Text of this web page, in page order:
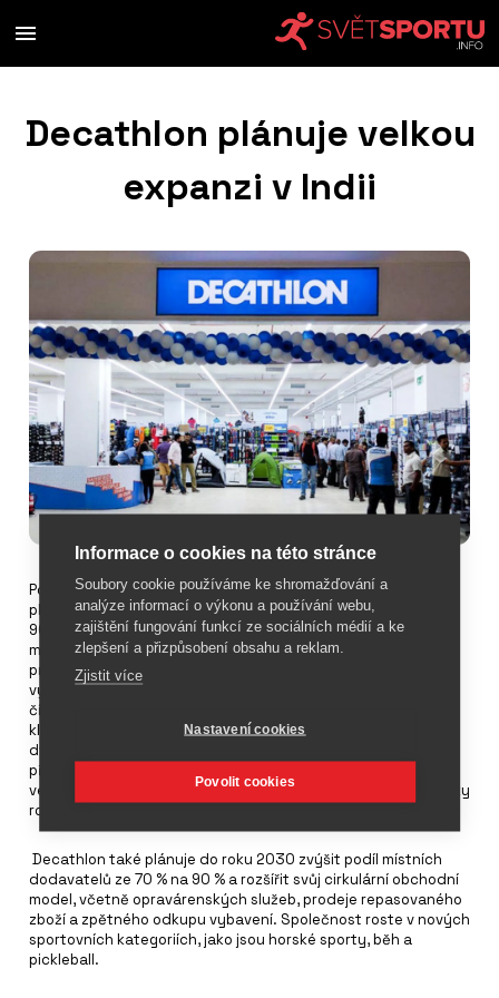
Decathlon plánuje velkou
expanzi v Indii
Podle indického generálního ředitele Sankara Chatterjeeho
plánuje Decathlon rozšířit svou působnost v Indii do více než
90 měst a do roku 2030 dosáhnout tržeb ve výši přibližně 80
miliard rupií (870 milionů eur). Společnost v současné době
provozuje 132 obchodů v 55 městech a v fiskálním roce 2024
vykázala tržby ve výši 40,08 miliardy rupií (401 milionů eur),
čímž se vrátila k ziskovosti. Chatterjee uvedl, že společnost si
klade za cíl dosáhnout v příštích pěti letech stabilního
dvouciferného ročního růstu a dosáhnout obratu ve výši
přibližně 870 milionů eur. Rozšíření prodejen se zaměří jak na
velká metropolitní centra, tak na města II. a III. úrovně, a to díky
rostoucí popularitě sportu v celé zemi.
Decathlon také plánuje do roku 2030 zvýšit podíl místních
dodavatelů ze 70 % na 90 % a rozšířit svůj cirkulární obchodní
model, včetně opravárenských služeb, prodeje repasovaného
zboží a zpětného odkupu vybavení. Společnost roste v nových
sportovních kategoriích, jako jsou horské sporty, běh a
pickleball.
Informace o cookies na této stránce
Soubory cookie používáme ke shromažďování a
analýze informací o výkonu a používání webu,
zajištění fungování funkcí ze sociálních médií a ke
zlepšení a přizpůsobení obsahu a reklam.
Zjistit více
Nastavení cookies
Povolit cookies